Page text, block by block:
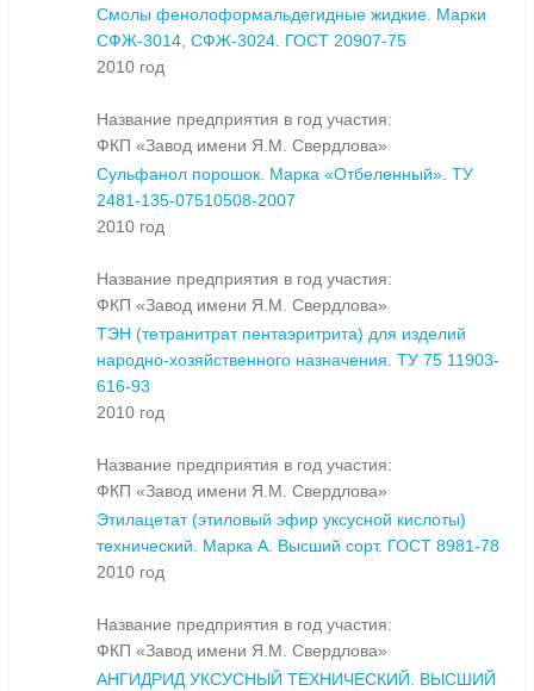
Смолы фенолоформальдегидные жидкие. Марки
СФЖ-3014, СФЖ-3024. ГОСТ 20907-75
2010 год
Название предприятия в год участия:
ФКП «Завод имени Я.М. Свердлова»
Сульфанол порошок. Марка «Отбеленный». ТУ
2481-135-07510508-2007
2010 год
Название предприятия в год участия:
ФКП «Завод имени Я.М. Свердлова»
ТЭН (тетранитрат пентаэритрита) для изделий
народно-хозяйственного назначения. ТУ 75 11903-
616-93
2010 год
Название предприятия в год участия:
ФКП «Завод имени Я.М. Свердлова»
Этилацетат (этиловый эфир уксусной кислоты)
технический. Марка А. Высший сорт. ГОСТ 8981-78
2010 год
Название предприятия в год участия:
ФКП «Завод имени Я.М. Свердлова»
АНГИДРИД УКСУСНЫЙ ТЕХНИЧЕСКИЙ. ВЫСШИЙ